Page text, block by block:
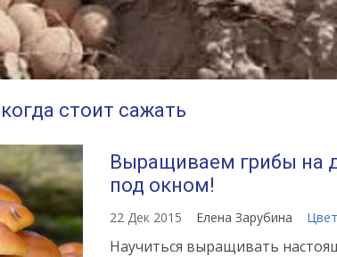
стоит сажать
Выращиваем грибы на
под окном!
22 Дек 2015 Елена Зарубина
Научиться выращивать